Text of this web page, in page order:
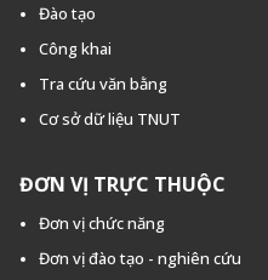
Đào tạo
Công khai
Tra cứu văn bằng
Cơ sở dữ liệu TNUT
ĐƠN VỊ TRỰC THUỘC
Đơn vị chức năng
Đơn vị đào tạo - nghiên cứu